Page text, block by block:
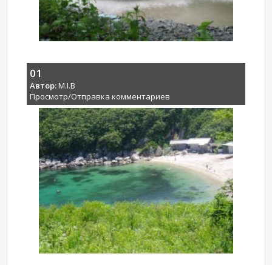
01
Автор:M.I.B
Просмотр/Отправка комментариев